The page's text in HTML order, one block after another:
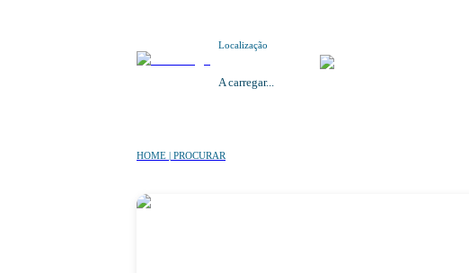
Localização
A carregar...
HOME | PROCURAR